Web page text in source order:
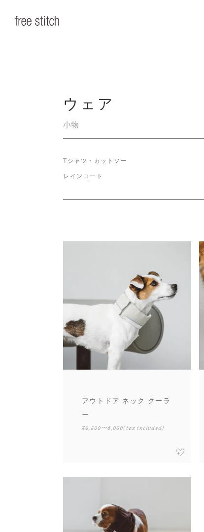
ウェア
小物
Tシャツ・カットソー
レインコート
アウトドア ネック クーラ
ー
¥5,500〜6,050(tax included)